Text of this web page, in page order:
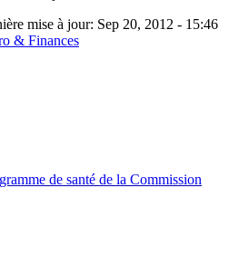
mise à jour: Sep 20, 2012 - 15:46
& Finances
de santé de la Commission